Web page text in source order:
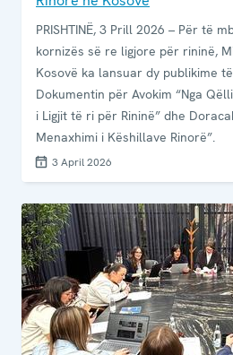
PRISHTINË, 3 Prill 2026 – Për të
kornizës së re ligjore për rininë,
Kosovë ka lansuar dy publikime
Dokumentin për Avokim “Nga
i Ligjit të ri për Rininë” dhe
Menaxhimi i Këshillave Rinorë”.
3 April 2026